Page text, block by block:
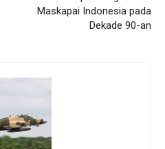
Maskapai Indonesia pada
Dekade 90-an